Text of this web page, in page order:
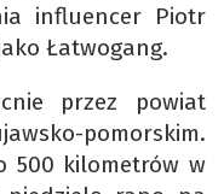
influencer Piotr
Łatwogang.
przez powiat
pomorskim.
500 kilometrów w